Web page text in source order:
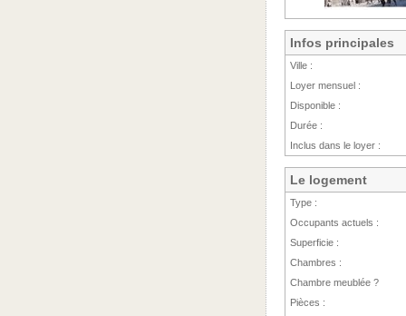
Infos principales
Ville :
Loyer mensuel :
Disponible :
Durée :
Inclus dans le loyer :
Le logement
Type :
Occupants actuels :
Superficie :
Chambres :
Chambre meublée ?
Pièces :